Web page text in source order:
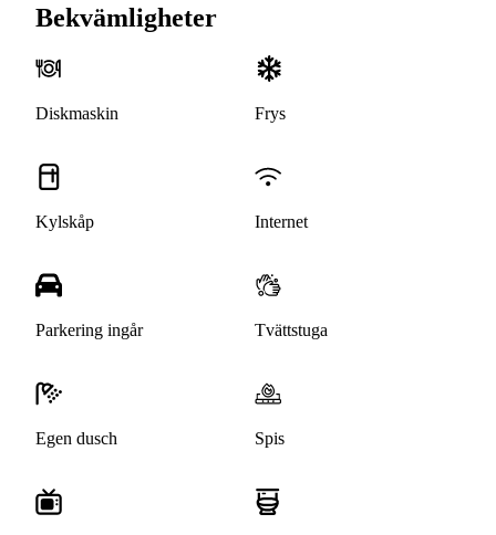
Bekvämligheter
Diskmaskin Frys
Kylskåp Internet
Parkering ingår Tvättstuga
Egen dusch Spis